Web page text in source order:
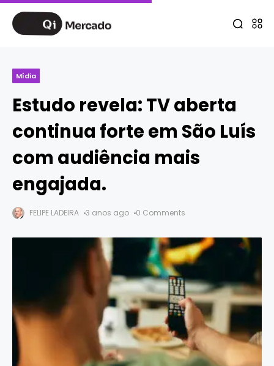
Mídia
Estudo revela: TV aberta
continua forte em São Luís
com audiência mais
engajada.
FELIPE LADEIRA 3 anos ago 0 Comments